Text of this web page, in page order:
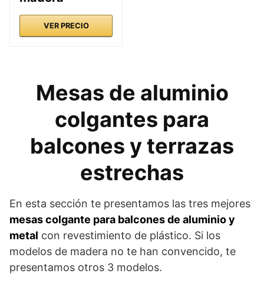
VER PRECIO
Mesas de aluminio
colgantes para
balcones y terrazas
estrechas
En esta sección te presentamos las tres mejores
mesas colgante para balcones de aluminio y
metal con revestimiento de plástico. Si los
modelos de madera no te han convencido, te
presentamos otros 3 modelos.